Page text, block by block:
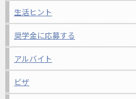
生活ヒント
奨学金に応募する
アルバイト
ビザ